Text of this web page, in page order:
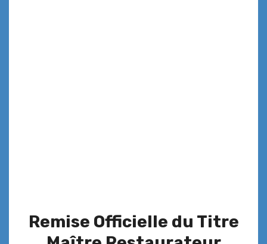
Remise Officielle du Titre